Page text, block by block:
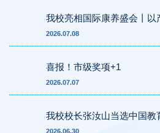
我校亮相国际康养盛会丨以
动能
2026.07.08
喜报！市级奖项+1
2026.07.07
我校校长张汝山当选中国教
专委会首届常务理事
2026.06.30